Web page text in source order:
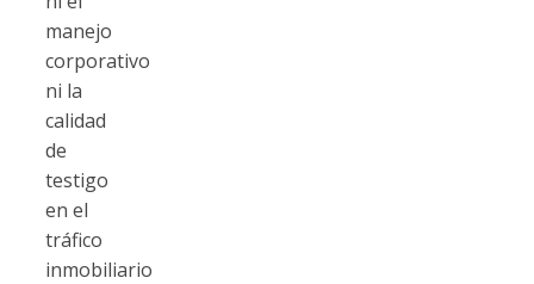
manejo
corporativo
ni la
calidad
de
testigo
en el
tráfico
inmobiliario